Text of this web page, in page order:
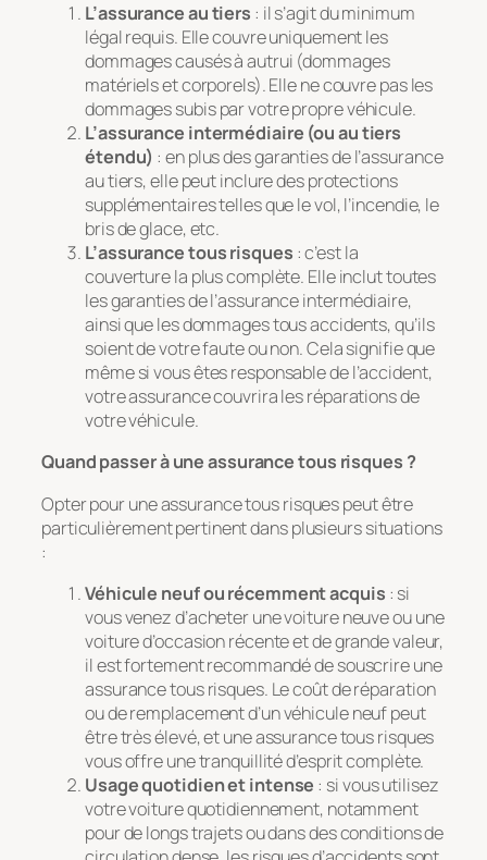
L’assurance au tiers : il s’agit du minimum
légal requis. Elle couvre uniquement les
dommages causés à autrui (dommages
matériels et corporels). Elle ne couvre pas les
dommages subis par votre propre véhicule.
L’assurance intermédiaire (ou au tiers
étendu) : en plus des garanties de l’assurance
au tiers, elle peut inclure des protections
supplémentaires telles que le vol, l’incendie, le
bris de glace, etc.
L’assurance tous risques : c’est la
couverture la plus complète. Elle inclut toutes
les garanties de l’assurance intermédiaire,
ainsi que les dommages tous accidents, qu’ils
soient de votre faute ou non. Cela signifie que
même si vous êtes responsable de l’accident,
votre assurance couvrira les réparations de
votre véhicule.
Quand passer à une assurance tous risques ?
Opter pour une assurance tous risques peut être
particulièrement pertinent dans plusieurs situations
:
Véhicule neuf ou récemment acquis : si
vous venez d’acheter une voiture neuve ou une
voiture d’occasion récente et de grande valeur,
il est fortement recommandé de souscrire une
assurance tous risques. Le coût de réparation
ou de remplacement d’un véhicule neuf peut
être très élevé, et une assurance tous risques
vous offre une tranquillité d’esprit complète.
Usage quotidien et intense : si vous utilisez
votre voiture quotidiennement, notamment
pour de longs trajets ou dans des conditions de